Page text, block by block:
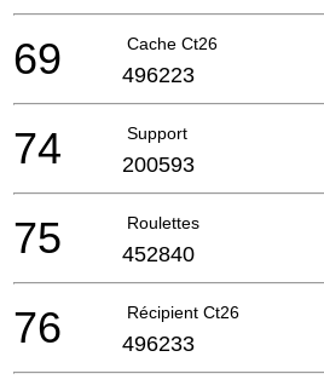
Cache Ct26
69 496223
Support
74 200593
Roulettes
75 452840
Récipient Ct26
76 496233